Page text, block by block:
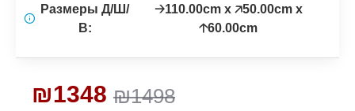
₪1498
₪1348
Размеры Д/Ш/
В:
🡢110.00cm x 🡥50.00cm x
🡡60.00cm